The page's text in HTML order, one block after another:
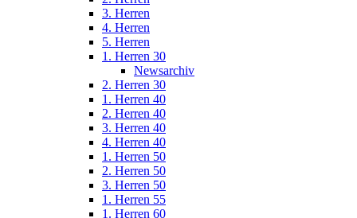
3. Herren
4. Herren
5. Herren
1. Herren 30
Newsarchiv
2. Herren 30
1. Herren 40
2. Herren 40
3. Herren 40
4. Herren 40
1. Herren 50
2. Herren 50
3. Herren 50
1. Herren 55
1. Herren 60